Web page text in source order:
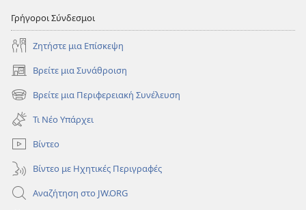
Γρήγοροι Σύνδεσμοι
Ζητήστε μια Επίσκεψη
Βρείτε μια Συνάθροιση
(ανοίγει
νέο
παράθυρο)
Βρείτε μια Περιφερειακή Συνέλευση
(ανοίγει
νέο
παράθυρο)
Τι Νέο Υπάρχει
Βίντεο
Βίντεο με Ηχητικές Περιγραφές
Αναζήτηση στο JW.ORG